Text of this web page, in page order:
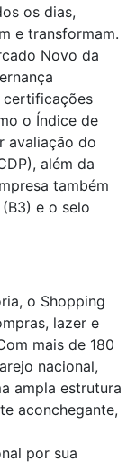
os dias,
e transformam.
Novo da
certificações
o Índice de
avaliação do
além da
também
e o selo
o Shopping
lazer e
mais de 180
nacional,
ampla estrutura
aconchegante,
por sua